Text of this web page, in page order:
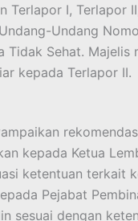
I, Terlapor
Undang
Sehat. Majelis
kepada Terlapor II.
kepada Ketua
ketentuan terkait
Pejabat
sesuai dengan